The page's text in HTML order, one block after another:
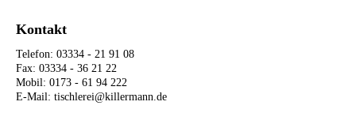
Kontakt
Telefon: 03334 - 21 91 08
Fax: 03334 - 36 21 22
Mobil: 0173 - 61 94 222
E-Mail: tischlerei@killermann.de